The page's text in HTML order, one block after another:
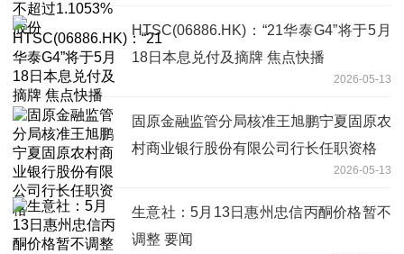
HTSC(06886.HK)：“21华泰G4”将于5月
18日本息兑付及摘牌 焦点快播
2026-05-13
固原金融监管分局核准王旭鹏宁夏固原农
村商业银行股份有限公司行长任职资格
2026-05-13
生意社：5月13日惠州忠信丙酮价格暂不
调整 要闻